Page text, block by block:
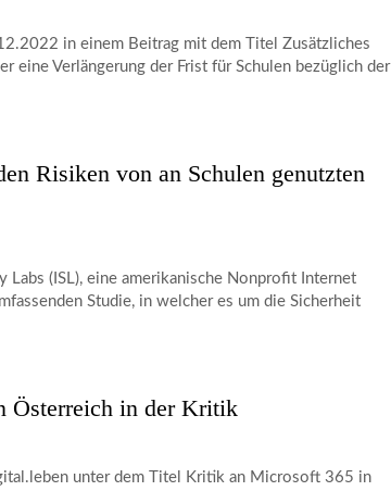
in einem Beitrag mit dem Titel Zusätzliches
eine Verlängerung der Frist für Schulen bezüglich der
Risiken von an Schulen genutzten
(ISL), eine amerikanische Nonprofit Internet
Studie, in welcher es um die Sicherheit
Österreich in der Kritik
unter dem Titel Kritik an Microsoft 365 in